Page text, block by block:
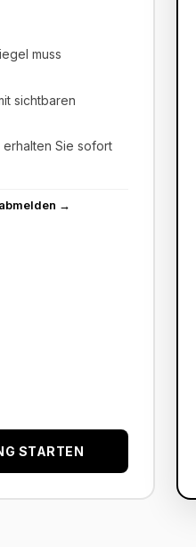
muss
sichtbaren
erhalten Sie sofort
→
STARTEN